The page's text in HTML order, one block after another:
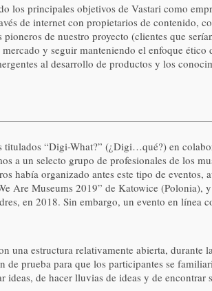
los principales objetivos de Vastari como
de internet con propietarios de contenido,
de nuestro proyecto (clientes que
y seguir manteniendo el enfoque
al desarrollo de productos y los
titulados “Digi-What?” (¿Digi…qué?) en
a un selecto grupo de profesionales de los
había organizado antes este tipo de
Are Museums 2019” de Katowice
en 2018. Sin embargo, un evento en línea
una estructura relativamente abierta,
de prueba para que los participantes se
ideas, de hacer lluvias de ideas y de encontrar